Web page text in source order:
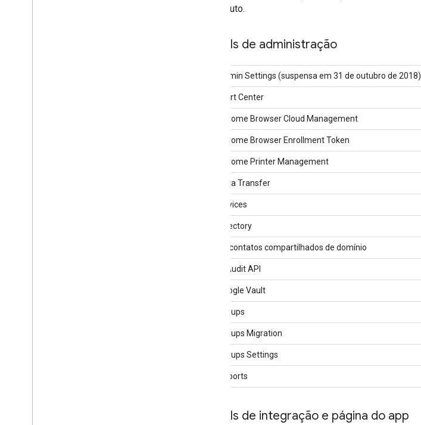
ao produto.
APIs de administração
API Admin Settings (suspensa em 31 de outubro de 2018)
API Alert Center
API Chrome Browser Cloud Management
API Chrome Browser Enrollment Token
API Chrome Printer Management
API Data Transfer
API Devices
API Directory
API de contatos compartilhados de domínio
Email Audit API
API Google Vault
API Groups
API Groups Migration
API Groups Settings
API Reports
APIs de integração e página do app